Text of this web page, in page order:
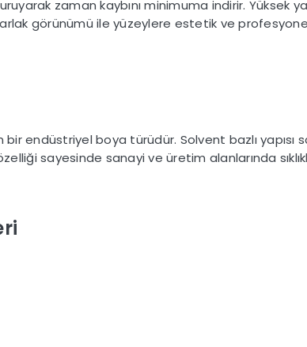
zaman kaybını minimuma indirir. Yüksek
görünümü ile yüzeylere estetik ve
bir endüstriyel boya türüdür. Solvent bazlı
sayesinde sanayi ve üretim alanlarında